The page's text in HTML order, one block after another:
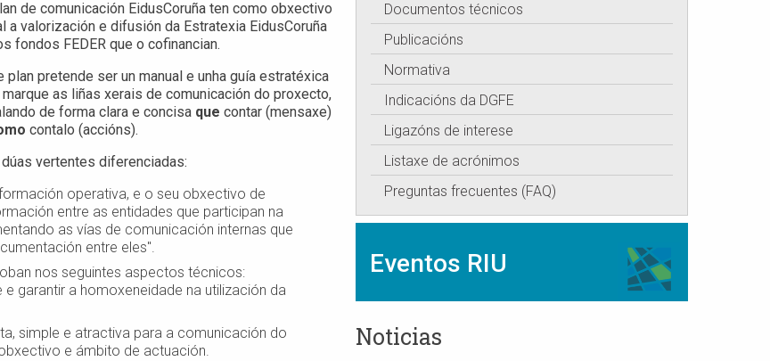
de comunicación EidusCoruña ten como obxectivo
a valorización e difusión da Estratexia EidusCoruña
fondos FEDER que o cofinancian.
plan pretende ser un manual e unha guía estratéxica
as liñas xerais de comunicación do proxecto,
de forma clara e concisa que contar (mensaxe)
contalo (accións).
dúas vertentes diferenciadas:
operativa, e o seu obxectivo de
entre as entidades que participan na
as vías de comunicación internas que
entre eles".
nos seguintes aspectos técnicos:
garantir a homoxeneidade na utilización da
simple e atractiva para a comunicación do
e ámbito de actuación.
Documentos técnicos
Publicacións
Normativa
Indicacións da DGFE
Ligazóns de interese
Listaxe de acrónimos
Preguntas frecuentes (FAQ)
Eventos RIU
Noticias